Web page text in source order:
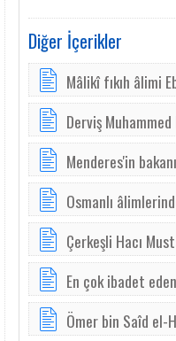
Diğer İçerikler
Mâlikî fıkıh âlimi
Derviş
Menderes'in
Osmanlı
Çerkeşli Hacı
En çok ibadet
Ömer bin Saîd el-